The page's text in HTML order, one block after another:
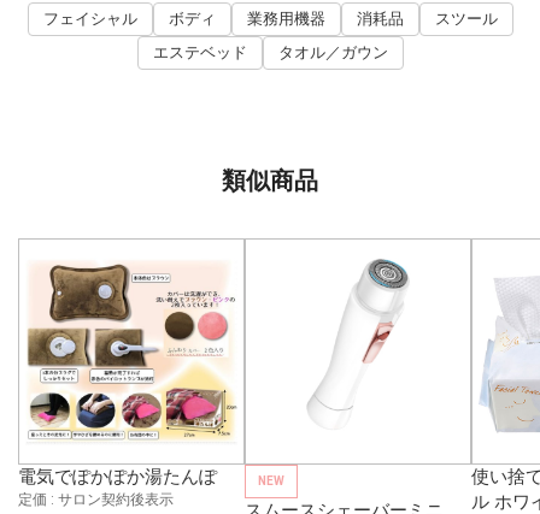
フェイシャル ボディ 業務用機器 消耗品
スツール
エステベッド
タオル／ガウン
類似商品
電気でぽかぽか湯たんぽ
定価 : サロン契約後表示
NEW
使い捨
ル ホワ